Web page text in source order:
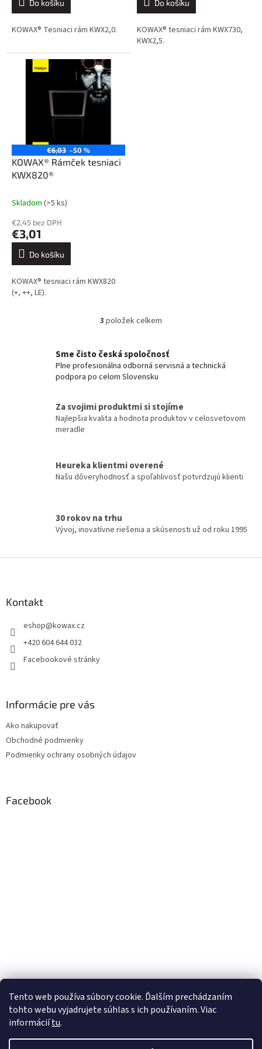
Tento web používa súbory cookie. Ďalším prechádzaním
tohto webu vyjadrujete súhlas s ich používaním. Viac
informáciítu.
Do košíku
KOWAX® Tesniaci rám KWX2,0.
Do košíku
KOWAX® tesniaci rám KWX730,
KWX2,5.
€6,03 –50 %
KOWAX® Rámček tesniaci
KWX820®
Skladom (>5 ks)
€2,45 bez DPH
€3,01
Do košíku
KOWAX® tesniaci rám KWX820
(+, ++, LE).
O
á
d
a
í
p
v
ý
u
3 položek celkem
Sme čisto česká spoločnosť
Plne profesionálna odborná servisná a technická
podpora po celom Slovensku
Za svojimi produktmi si stojíme
Najlepšia kvalita a hodnota produktov v celosvetovom
meradle
Heureka klientmi overené
Našu dôveryhodnosť a spoľahlivosť potvrdzujú klienti
30 rokov na trhu
Vývoj, inovatívne riešenia a skúsenosti už od roku 1995
Kontakt
eshop@kowax.cz
+420 604 644 032
Facebookové stránky
Informácie pre vás
Ako nakupovať
Obchodné podmienky
Podmienky ochrany osobných údajov
Facebook